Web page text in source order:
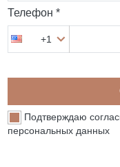
Телефон *
+1
Подтверждаю
персональных данных